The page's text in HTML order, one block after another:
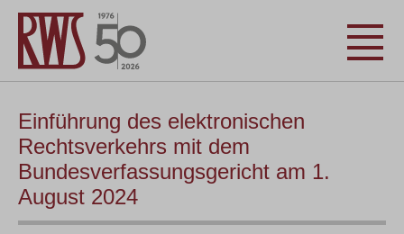
Einführung des elektronischen
Rechtsverkehrs mit dem
Bundesverfassungsgericht am 1.
August 2024